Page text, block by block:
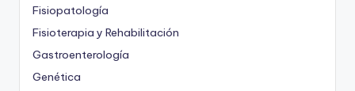
Fisiopatología
Fisioterapia y Rehabilitación
Gastroenterología
Genética